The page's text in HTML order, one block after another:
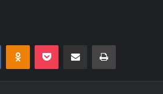
VKontakteOdnoklassniki
Pocket E-Posta ile paylaş Yazdır